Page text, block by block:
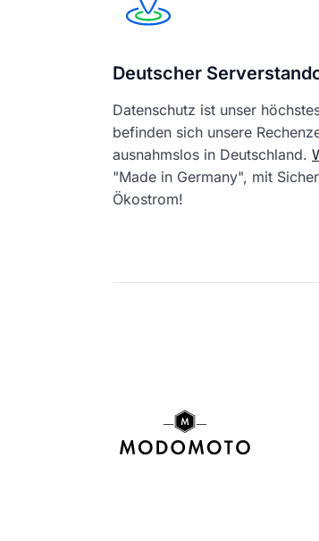
Deutscher
Datenschutz ist unser
befinden sich unsere
ausnahmslos in Deutschland.
"Made in Germany", mit
Ökostrom!